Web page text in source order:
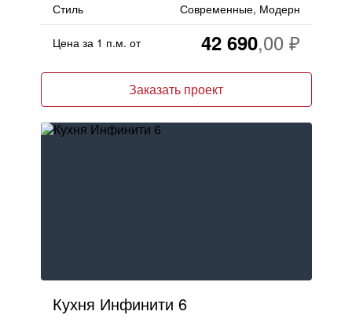
Москва, Бутово,ул. Бартеневская, 12, п.7
8 (495) 032-53-03
Стиль
Современные, Модерн
Цена за 1 п.м. от 42 690
Заказать проект
Кухня Инфинити 6